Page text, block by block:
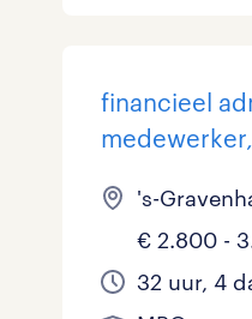
financieel
's-
€ 2.800 -
32 uur, 4